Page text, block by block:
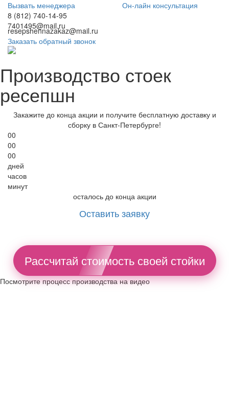
Вызвать менеджера
Он-лайн консультация
8 (812) 740-14-95
7401495@mail.ru
resepshennazakaz@mail.ru
Заказать обратный звонок
Производство стоек
ресепшн
Закажите до конца акции и получите бесплатную доставку и
сборку в Санкт-Петербурге!
00
00
00
дней
часов
минут
осталось до конца акции
Оставить заявку
Рассчитай стоимость своей стойки
Посмотрите процесс производства на видео